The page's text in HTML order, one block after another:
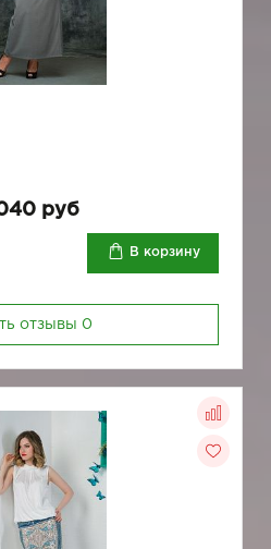
руб
В корзину
отзывы 0